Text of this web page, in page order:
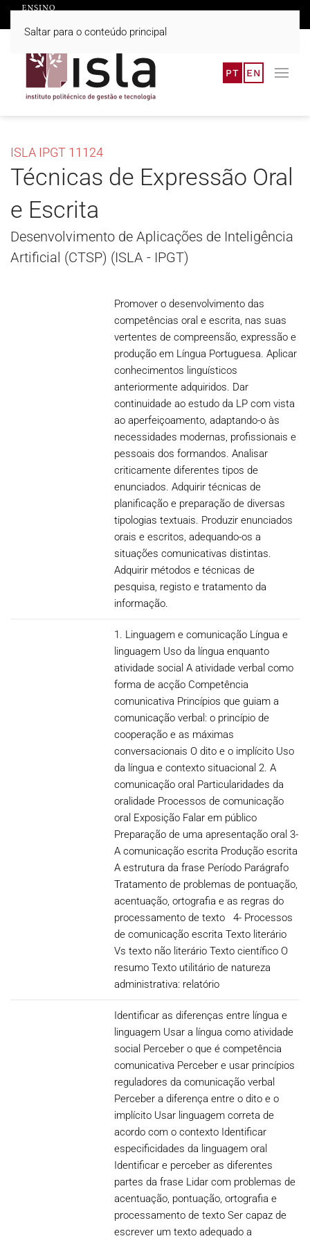
Saltar para o conteúdo principal
PT EN
ISLA IPGT 11124
Técnicas de Expressão Oral
e Escrita
Desenvolvimento de Aplicações de Inteligência
Artificial (CTSP) (ISLA - IPGT)
Promover o desenvolvimento das
competências oral e escrita, nas suas
vertentes de compreensão, expressão e
produção em Língua Portuguesa. Aplicar
conhecimentos linguísticos
anteriormente adquiridos. Dar
continuidade ao estudo da LP com vista
ao aperfeiçoamento, adaptando-o às
necessidades modernas, profissionais e
pessoais dos formandos. Analisar
criticamente diferentes tipos de
enunciados. Adquirir técnicas de
planificação e preparação de diversas
tipologias textuais. Produzir enunciados
orais e escritos, adequando-os a
situações comunicativas distintas.
Adquirir métodos e técnicas de
pesquisa, registo e tratamento da
informação.
1. Linguagem e comunicação Língua e
linguagem Uso da língua enquanto
atividade social A atividade verbal como
forma de acção Competência
comunicativa Princípios que guiam a
comunicação verbal: o princípio de
cooperação e as máximas
conversacionais O dito e o implícito Uso
da língua e contexto situacional 2. A
comunicação oral Particularidades da
oralidade Processos de comunicação
oral Exposição Falar em público
Preparação de uma apresentação oral 3-
A comunicação escrita Produção escrita
A estrutura da frase Período Parágrafo
Tratamento de problemas de pontuação,
acentuação, ortografia e as regras do
processamento de texto 4- Processos
de comunicação escrita Texto literário
Vs texto não literário Texto científico O
resumo Texto utilitário de natureza
administrativa: relatório
Identificar as diferenças entre língua e
linguagem Usar a língua como atividade
social Perceber o que é competência
comunicativa Perceber e usar princípios
reguladores da comunicação verbal
Perceber a diferença entre o dito e o
implícito Usar linguagem correta de
acordo com o contexto Identificar
especificidades da linguagem oral
Identificar e perceber as diferentes
partes da frase Lidar com problemas de
acentuação, pontuação, ortografia e
processamento de texto Ser capaz de
escrever um texto adequado a